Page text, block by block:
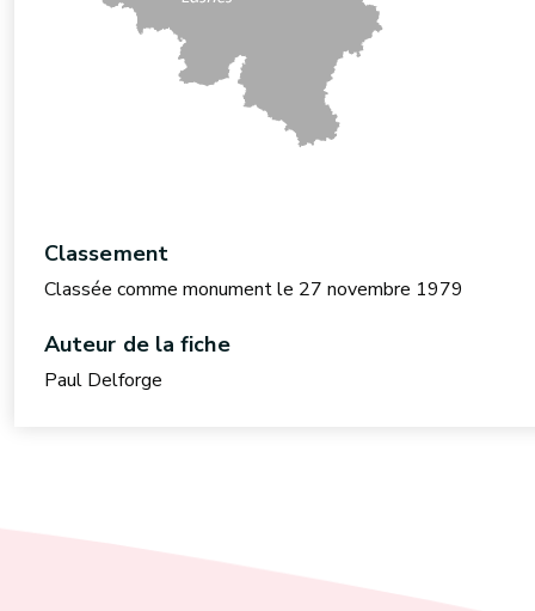
Classement
Classée comme monument le 27 novembre 1979
Auteur de la fiche
Paul Delforge